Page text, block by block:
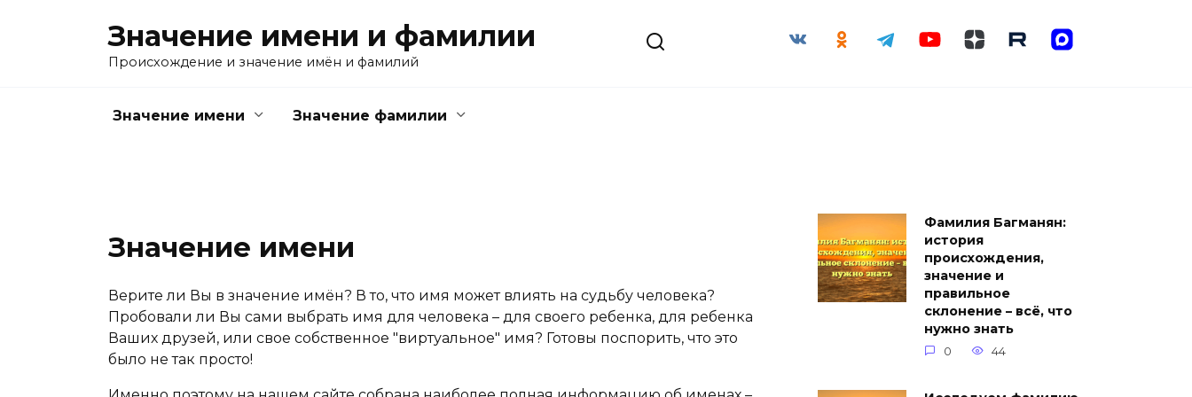
Значение имени и фамилии
Происхождение и значение имён и фамилий
Значение имени Значение фамилии
Значение имени
Верите ли Вы в значение имён? В то, что имя может влиять на судьбу человека?
Пробовали ли Вы сами выбрать имя для человека – для своего ребенка, для ребенка
Ваших друзей, или свое собственное "виртуальное" имя? Готовы поспорить, что это
было не так просто!
Фамилия Багманян:
история
происхождения,
значение и
правильное
склонение – всё, что
нужно знать
0 44